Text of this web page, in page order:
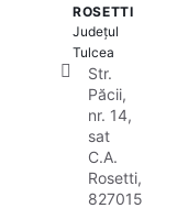
ROSETTI
Județul
Tulcea
Str.
Păcii,
nr. 14,
sat
C.A.
Rosetti,
827015